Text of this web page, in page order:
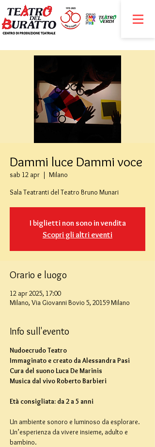
Dammi luce Dammi voce
sab 12 apr
  |
Milano
Sala Teatranti del Teatro Bruno Munari
I biglietti non sono in vendita
Scopri gli altri eventi
Orario e luogo
12 apr 2025, 17:00
Milano, Via Giovanni Bovio 5, 20159 Milano
Info sull'evento
Nudoecrudo Teatro
Immaginato e creato da Alessandra Pasi
Cura del suono Luca De Marinis
Musica dal vivo Roberto Barbieri
Età consigliata: da 2 a 5 anni
Un ambiente sonoro e luminoso da esplorare.
Un’esperienza da vivere insieme, adulto e
bambino.